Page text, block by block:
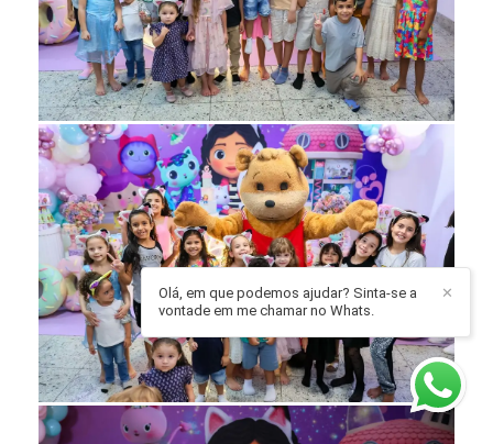
✕
Olá, em que podemos ajudar? Sinta-se a
vontade em me chamar no Whats.